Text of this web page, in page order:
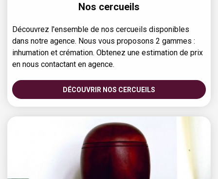
Nos cercueils
Découvrez l'ensemble de nos cercueils disponibles
dans notre agence. Nous vous proposons 2 gammes :
inhumation et crémation. Obtenez une estimation de prix
en nous contactant en agence.
DÉCOUVRIR NOS CERCUEILS